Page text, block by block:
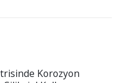
Granül Aktif Karbon